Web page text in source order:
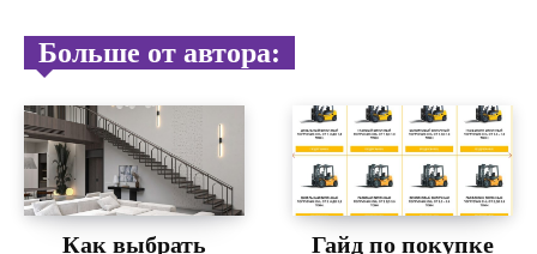
Больше от автора:
Как выбрать
Гайд по покупке